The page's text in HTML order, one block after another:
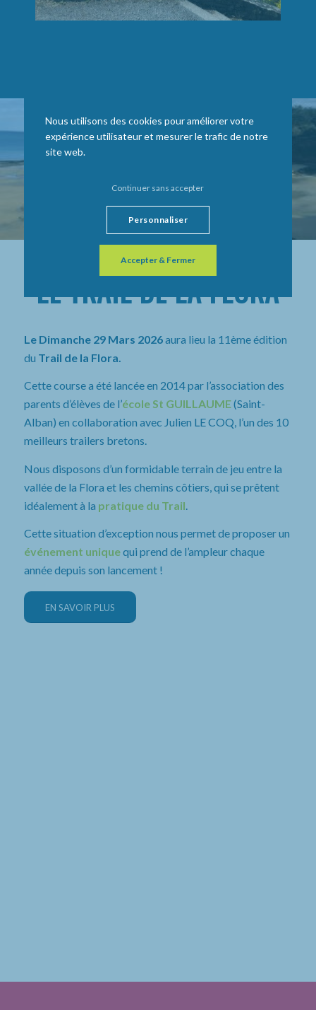
LE TRAIL DE LA FLORA
Le Dimanche 29 Mars 2026aura lieu la 11ème édition
du Trail de la Flora.
Cette course a été lancée en 2014 par l’association des
parents d’élèves de l’école St GUILLAUME(Saint-
Alban) en collaboration avec Julien LE COQ, l’un des 10
meilleurs trailers bretons.
Nous disposons d’un formidable terrain de jeu entre la
vallée de la Flora et les chemins côtiers, qui se prêtent
idéalement à la pratique du Trail
Cette situation d’exception nous permet de proposer un
événement uniquequi prend de l’ampleur chaque
année depuis son lancement !
EN SAVOIR PLUS
Nous utilisons des cookies pour améliorer votre
expérience utilisateur et mesurer le trafic de notre
site web.
Accepter & Fermer
Continuer sans accepter
Personnaliser